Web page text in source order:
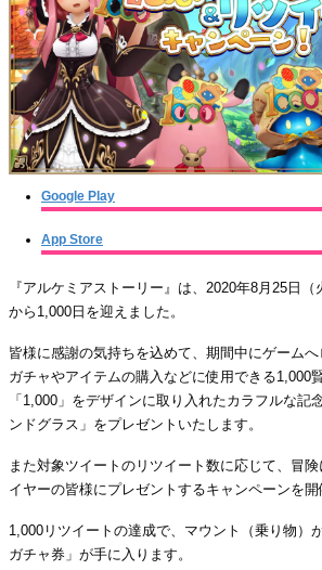
Google Play
App Store
『アルケミアストーリー』は、2020年8月25日
から1,000日を迎えました。
皆様に感謝の気持ちを込めて、期間中にゲームへ
ガチャやアイテムの購入などに使用できる1,000
「1,000」をデザインに取り入れたカラフルな記
ンドグラス」をプレゼントいたします。
また対象ツイートのリツイート数に応じて、冒
イヤーの皆様にプレゼントするキャンペーンを開
1,000リツイートの達成で、マウント（乗り物）
ガチャ券」が手に入ります。